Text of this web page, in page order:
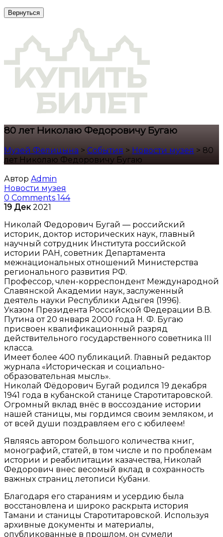
Вернуться
80 лет Николаю Федоровичу Бугаю
Музей Фелицына > События > Новости музея > 80
лет Николаю Федоровичу Бугаю
Автор Admin
Новости музея
0 Comments 144
19 Дек 2021
Николай Федорович Бугай — российский
историк, доктор исторических наук, главный
научный сотрудник Института российской
истории РАН, советник Департамента
межнациональных отношений Министерства
регионального развития РФ.
Профессор, член-корреспондент Международной
Славянской Академии наук, заслуженный
деятель науки Республики Адыгея (1996).
Указом Президента Российской Федерации В.В.
Путина от 20 января 2000 года Н. Ф. Бугаю
присвоен квалификационный разряд
действительного государственного советника III
класса.
Имеет более 400 публикаций. Главный редактор
журнала «Историческая и социально-
образовательная мысль».
Николай Фёдорович Бугай родился 19 декабря
1941 года в кубанской станице Старотитаровской.
Огромный вклад внёс в воссоздание истории
нашей станицы, мы гордимся своим земляком, и
от всей души поздравляем его с юбилеем!
Являясь автором большого количества книг,
монографий, статей, в том числе и по проблемам
истории и реабилитации казачества, Николай
Федорович внес весомый вклад в сохранность
важных страниц летописи Кубани.
Благодаря его стараниям и усердию была
восстановлена и широко раскрыта история
Тамани и станицы Старотитаровской. Используя
архивные документы и материалы,
опубликованные в прошлом, он сумели